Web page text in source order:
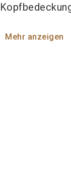
Mehr anzeigen